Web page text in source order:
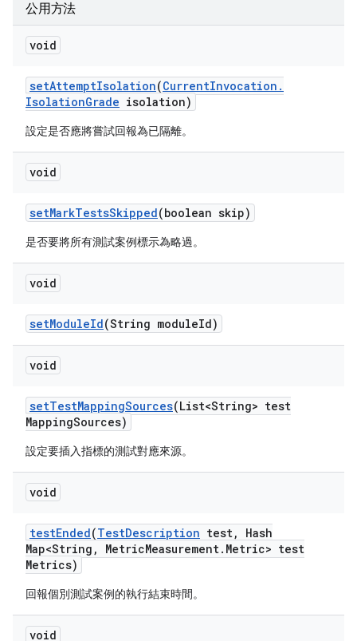
公用方法
void
setAttemptIsolation(CurrentInvocation .
IsolationGrade isolation)
設定是否應將嘗試回報為已隔離。
void
setMarkTestsSkipped(boolean skip)
是否要將所有測試案例標示為略過。
void
setModuleId(String moduleId)
void
setTestMappingSources(List<String> test
MappingSources)
設定要插入指標的測試對應來源。
void
testEnded(TestDescription test,
Hash
Map<String , MetricMeasurement. Metric> test
Metrics)
回報個別測試案例的執行結束時間。
void